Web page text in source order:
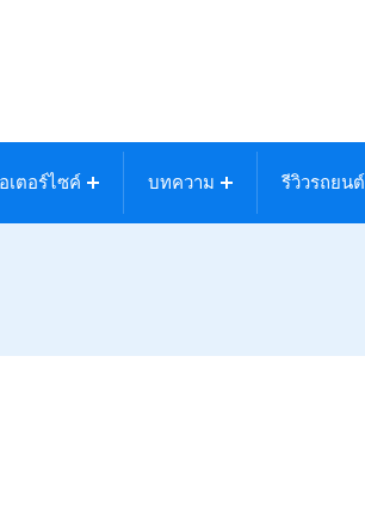
เตอร์ไซค์ บทความ รีวิวรถยนต์